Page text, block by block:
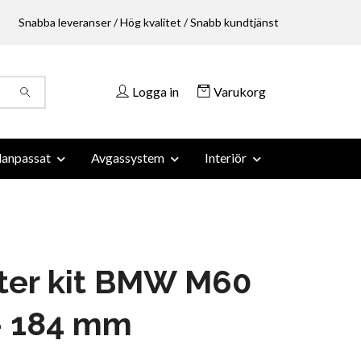
Snabba leveranser / Hög kvalitet / Snabb kundtjänst
Logga in Varukorg
Avgassystem Interiör
kit BMW M60
184 mm